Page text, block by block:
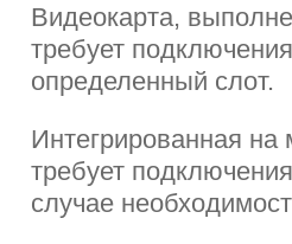
Видеокарта,
требует
определенный слот.
Интегрированная на
требует
случае